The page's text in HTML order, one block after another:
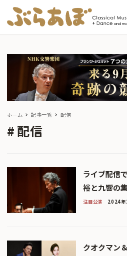
ホーム 記事一覧 配信
配信
ライブ配信
裕と九響の
注目公演 2024年
クオクマン